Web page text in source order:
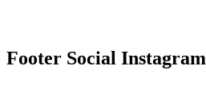
Footer Social Instagram